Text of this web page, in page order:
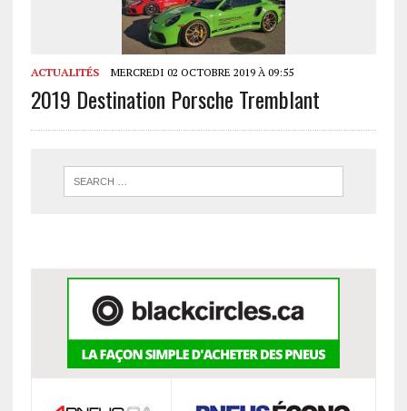
ACTUALITÉS MERCREDI 02 OCTOBRE 2019 À 09:55
2019 Destination Porsche Tremblant